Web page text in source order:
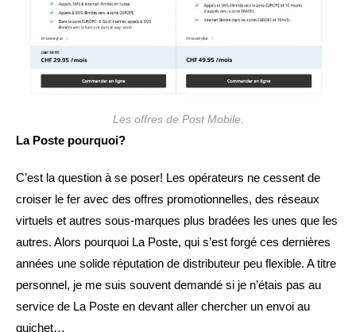
Les offres de Post Mobile.
La Poste pourquoi?
C’est la question à se poser! Les opérateurs ne cessent de
croiser le fer avec des offres promotionnelles, des réseaux
virtuels et autres sous-marques plus bradées les unes que les
autres. Alors pourquoi La Poste, qui s’est forgé ces dernières
années une solide réputation de distributeur peu flexible. A titre
personnel, je me suis souvent demandé si je n’étais pas au
service de La Poste en devant aller chercher un envoi au
guichet…